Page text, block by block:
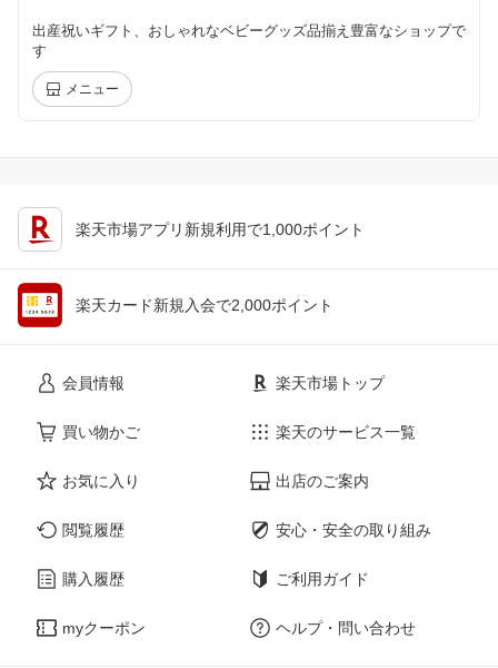
出産祝いギフト、おしゃれなベビーグッズ品揃え豊富なショップで
す
メニュー
楽天市場アプリ新規利用で1,000ポイント
楽天カード新規入会で2,000ポイント
会員情報
買い物かご
お気に入り
閲覧履歴
購入履歴
myクーポン
楽天市場トップ
楽天のサービス一覧
出店のご案内
安心・安全の取り組み
ご利用ガイド
ヘルプ・問い合わせ